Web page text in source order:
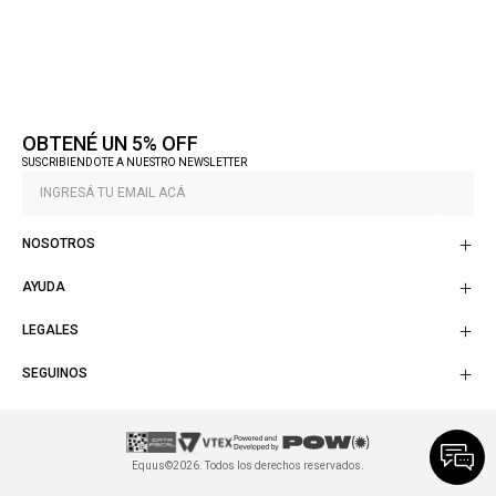
OBTENÉ UN 5% OFF
SUSCRIBIENDOTE A NUESTRO NEWSLETTER
NOSOTROS
AYUDA
LEGALES
SEGUINOS
Equus©2026. Todos los derechos reservados.